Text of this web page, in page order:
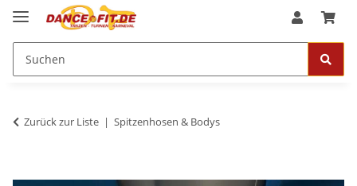
Zurück zur Liste Spitzenhosen & Bodys